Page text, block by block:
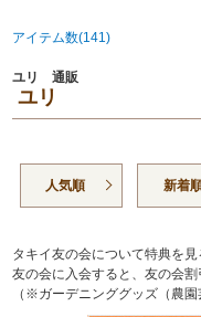
アイテム数(141)
ユリ 通販
ユリ
人気順 新着
タキイ友の会について特典を見
友の会に入会すると、友の会
（※ガーデニンググッズ（農園